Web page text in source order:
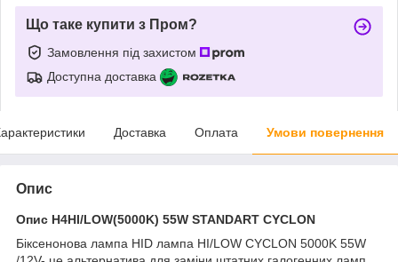
Що таке купити з Пром?
Замовлення під захистом
Доступна доставка
Доставка Оплата Умови повернення
Опис
Опис H4HI/LOW(5000K) 55W STANDART CYCLON
Біксенонова лампа HID лампа HI/LOW CYCLON 5000K 55W